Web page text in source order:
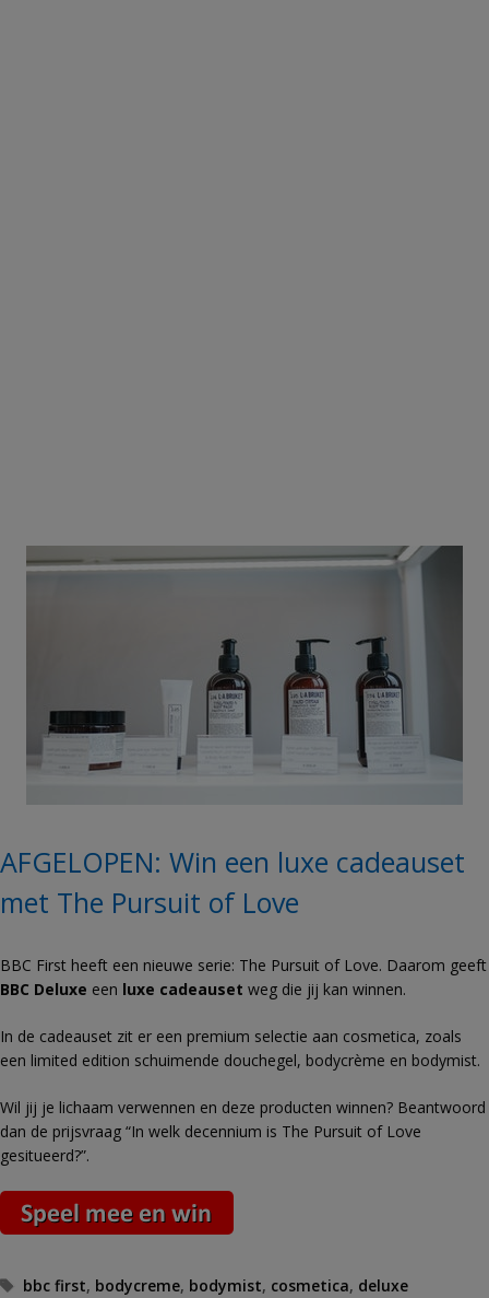
AFGELOPEN: Win een luxe cadeauset
met The Pursuit of Love
BBC First heeft een nieuwe serie: The Pursuit of Love. Daarom geeft
BBC Deluxe een luxe cadeauset weg die jij kan winnen.
In de cadeauset zit er een premium selectie aan cosmetica, zoals
een limited edition schuimende douchegel, bodycrème en bodymist.
Wil jij je lichaam verwennen en deze producten winnen? Beantwoord
dan de prijsvraag “In welk decennium is The Pursuit of Love
gesitueerd?”.
Tags
bbc first, bodycreme, bodymist, cosmetica, deluxe